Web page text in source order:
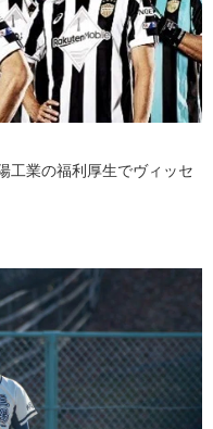
工業の福利厚生でヴィッセ